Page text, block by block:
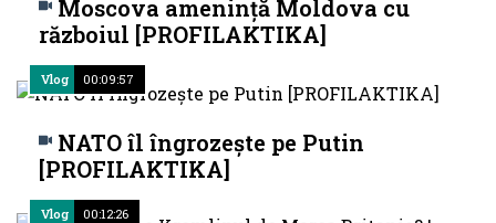
Moscova amenință Moldova cu
războiul [PROFILAKTIKA]
NATO îl îngrozește pe Putin
[PROFILAKTIKA]
Vlog 00:09:57
Vlog 00:12:26